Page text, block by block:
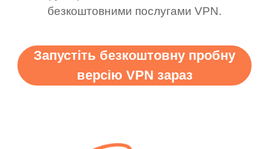
безкоштовними послугами VPN.
Запустіть безкоштовну пробну
версію VPN зараз